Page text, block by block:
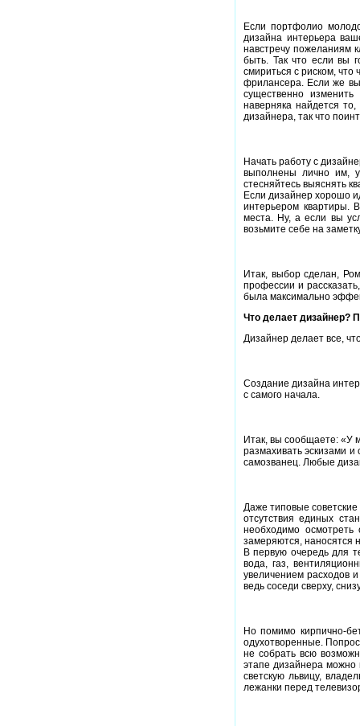
Если портфолио
дизайна интерьера
навстречу пожеланиям
быть. Так что если вы
смириться с риском, что
фрилансера. Если же вы
существенно
наверняка найдется
дизайнера, так что
Начать работу с
выполнены лично им,
стесняйтесь выяснять
Если дизайнер хорошо
интерьером квартиры.
места. Ну, а если вы
возьмите себе на
Итак, выбор сделан,
профессии и
была максимально
Что делает дизайнер?
Дизайнер делает все,
Создание дизайна
с самого начала.
Итак, вы сообщаете: «У
размахивать эскизами и
самозванец. Любые
Даже типовые
отсутствия единых
необходимо
замеряются, наносятся
В первую очередь для
вода, газ,
увеличением расходов
ведь соседи сверху,
Но помимо кирпично-
одухотворенные.
не собрать всю
этапе дизайнера можно
светскую львицу,
лежанки перед